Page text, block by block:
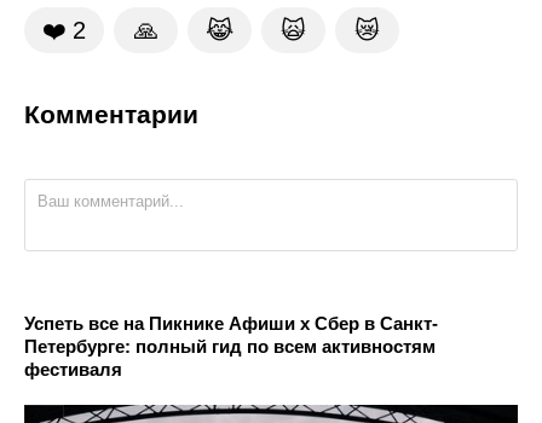
❤️ 2 🙏 😹 🙀 😿
Комментарии
Успеть все на Пикнике Афиши x Сбер в Санкт-
Петербурге: полный гид по всем активностям
фестиваля